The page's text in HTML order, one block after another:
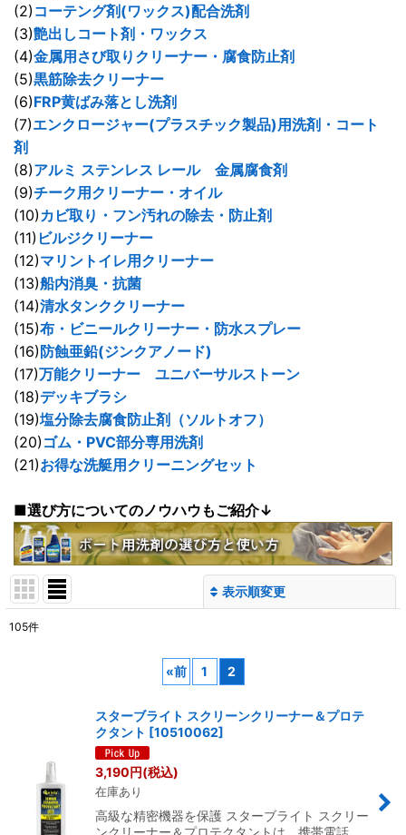
(2) コーテング剤(ワックス)配合洗剤
(3)艶出しコート剤・ワックス
(4)金属用さび取りクリーナー・腐食防止剤
(5)黒筋除去クリーナー
(6)FRP黄ばみ落とし洗剤
(7)エンクロージャー(プラスチック製品)用洗剤・コート
剤
(8)アルミ ステンレス レール 金属腐食剤
(9)チーク用クリーナー・オイル
(10) カビ取り・フン汚れの除去・防止剤
(11) ビルジクリーナー
(12)マリントイレ用クリーナー
(13)船内消臭・抗菌
(14)清水タンククリーナー
(15)布・ビニールクリーナー・防水スプレー
(16)防蝕亜鉛(ジンクアノード)
(17)万能クリーナー ユニバーサルストーン
(18)デッキブラシ
(19)塩分除去腐食防止剤（ソルトオフ）
(20) ゴム・PVC部分専用洗剤
(21)お得な洗艇用クリーニングセット
■選び方についてのノウハウもご紹介↓
表示順変更
サブカテゴリ
並び順
絞り込む
105件
«前 1 2
スターブライト スクリーンクリーナー＆プロテ
クタント [10510062]
3,190円(税込)
在庫あり
高級な精密機器を保護 スターブライト スクリー
ンクリーナー＆プロテクタントは、携帯電話、